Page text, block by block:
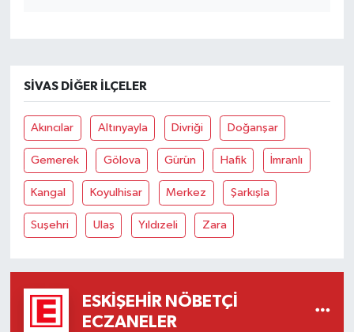
SIVAS DIĞER İLÇELER
Akıncılar Altınyayla Divriği Doğanşar
Gemerek Gölova Gürün Hafik İmranlı
Kangal Koyulhisar Merkez Şarkışla
Suşehri Ulaş Yıldızeli Zara
ESKIŞEHIR NÖBETÇI
ECZANELER